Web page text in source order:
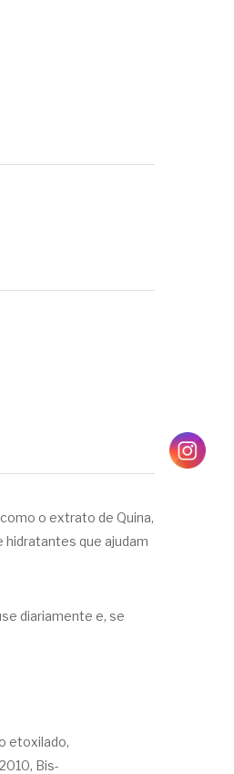
béti
o extrato de Quina,
que ajudam
diariamente e, se
etoxilado,
Bis-